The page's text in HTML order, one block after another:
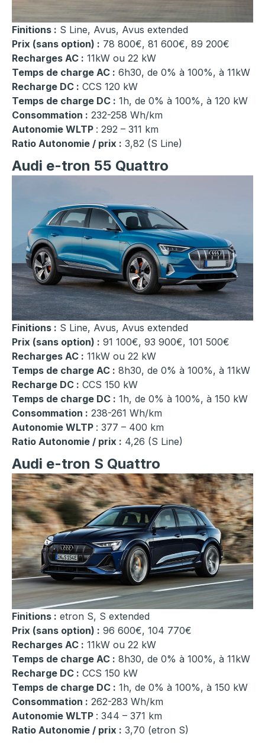
Finitions : S Line, Avus, Avus extended
Prix (sans option) : 78 800€, 81 600€, 89 200€
Recharges AC : 11kW ou 22 kW
Temps de charge AC : 6h30, de 0% à 100%, à 11kW
Recharge DC : CCS 120 kW
Temps de charge DC : 1h, de 0% à 100%, à 120 kW
Consommation : 232-258 Wh/km
Autonomie WLTP : 292 – 311 km
Ratio Autonomie / prix : 3,82 (S Line)
Audi e-tron 55 Quattro
Finitions : S Line, Avus, Avus extended
Prix (sans option) : 91 100€, 93 900€, 101 500€
Recharges AC : 11kW ou 22 kW
Temps de charge AC : 8h30, de 0% à 100%, à 11kW
Recharge DC : CCS 150 kW
Temps de charge DC : 1h, de 0% à 100%, à 150 kW
Consommation : 238-261 Wh/km
Autonomie WLTP : 377 – 400 km
Ratio Autonomie / prix : 4,26 (S Line)
Audi e-tron S Quattro
Finitions : etron S, S extended
Prix (sans option) : 96 600€, 104 770€
Recharges AC : 11kW ou 22 kW
Temps de charge AC : 8h30, de 0% à 100%, à 11kW
Recharge DC : CCS 150 kW
Temps de charge DC : 1h, de 0% à 100%, à 150 kW
Consommation : 262-283 Wh/km
Autonomie WLTP : 344 – 371 km
Ratio Autonomie / prix : 3,70 (etron S)